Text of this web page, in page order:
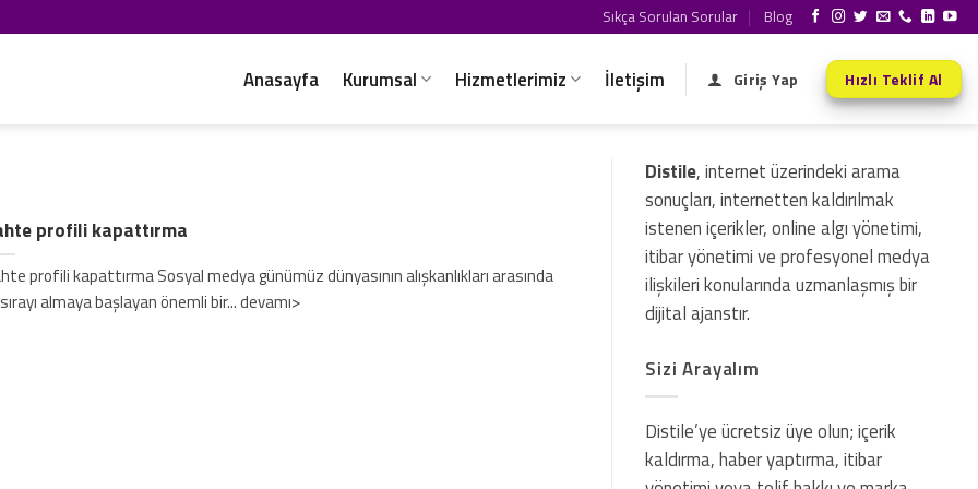
Sıkça Sorulan Sorular Blog
Anasayfa Kurumsal Hizmetlerimiz İletişim Giriş Yap Hızlı Teklif Al
profili kapattırma
profili kapattırma Sosyal medya günümüz dünyasının alışkanlıkları arasında
almaya başlayan önemli bir... devamı>
Distile, internet üzerindeki arama
sonuçları, internetten kaldırılmak
istenen içerikler, online algı yönetimi,
itibar yönetimi ve profesyonel medya
ilişkileri konularında uzmanlaşmış bir
dijital ajanstır.
Sizi Arayalım
Distile’ye ücretsiz üye olun; içerik
kaldırma, haber yaptırma, itibar